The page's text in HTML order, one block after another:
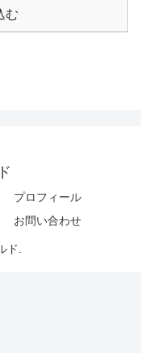
む
プロフィール
お問い合わせ
ド.